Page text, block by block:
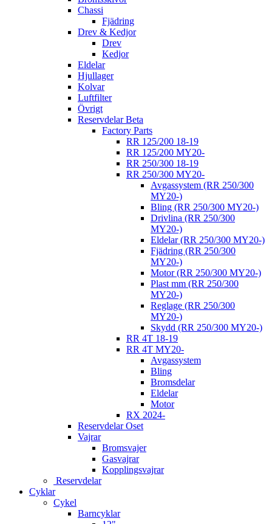
Chassi
Fjädring
Drev & Kedjor
Drev
Kedjor
Eldelar
Hjullager
Kolvar
Luftfilter
Övrigt
Reservdelar Beta
Factory Parts
RR 125/200 18-19
RR 125/200 MY20-
RR 250/300 18-19
RR 250/300 MY20-
Avgassystem (RR 250/300
MY20-)
Bling (RR 250/300 MY20-)
Drivlina (RR 250/300
MY20-)
Eldelar (RR 250/300 MY20-)
Fjädring (RR 250/300
MY20-)
Motor (RR 250/300 MY20-)
Plast mm (RR 250/300
MY20-)
Reglage (RR 250/300
MY20-)
Skydd (RR 250/300 MY20-)
RR 4T 18-19
RR 4T MY20-
Avgassystem
Bling
Bromsdelar
Eldelar
Motor
RX 2024-
Reservdelar Oset
Vajrar
Bromsvajer
Gasvajrar
Kopplingsvajrar
Reservdelar
Cyklar
Cykel
Barncyklar